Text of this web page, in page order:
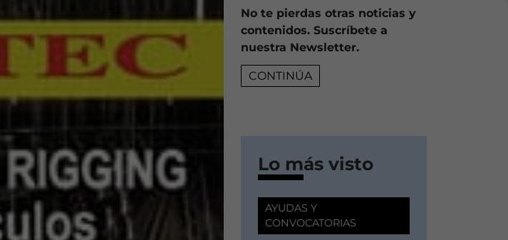
No te pierdas otras noticias y
contenidos. Suscríbete a
nuestra Newsletter.
CONTINÚA
Lo más visto
AYUDAS Y
CONVOCATORIAS